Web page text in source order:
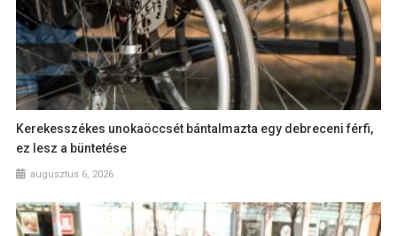
Kerekesszékes unokaöccsét bántalmazta egy debreceni férfi,
ez lesz a büntetése
augusztus 6, 2026